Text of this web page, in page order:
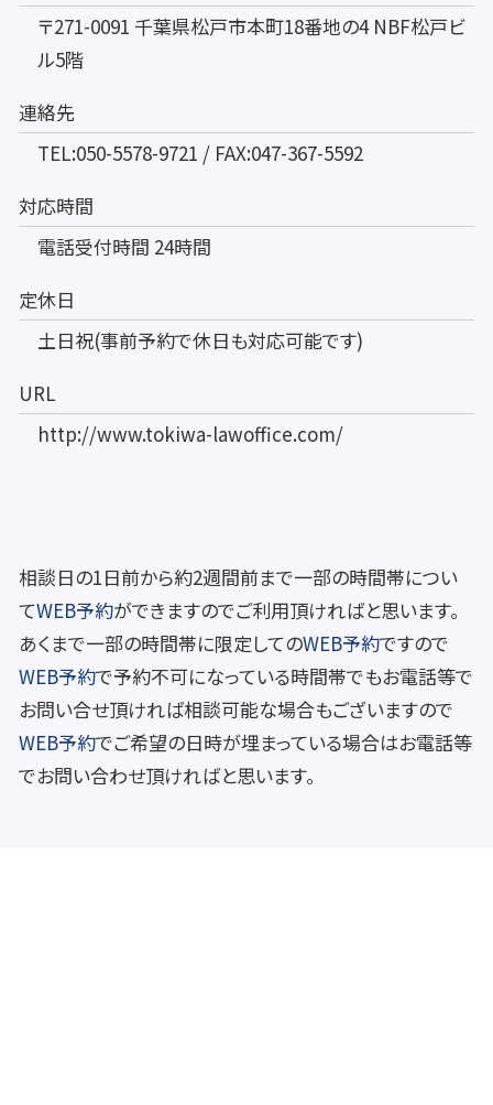
〒271-0091 千葉県松戸市本町18番地の4 NBF松戸ビ
ル5階
連絡先
TEL:050-5578-9721 / FAX:047-367-5592
対応時間
電話受付時間 24時間
定休日
土日祝(事前予約で休日も対応可能です)
URL
http://www.tokiwa-lawoffice.com/
相談日の1日前から約2週間前まで一部の時間帯につい
てWEB予約ができますのでご利用頂ければと思います。
あくまで一部の時間帯に限定してのWEB予約ですので
WEB予約で予約不可になっている時間帯でもお電話等で
お問い合せ頂ければ相談可能な場合もございますので
WEB予約でご希望の日時が埋まっている場合はお電話等
でお問い合わせ頂ければと思います。